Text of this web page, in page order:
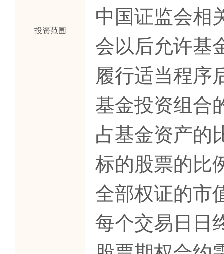
投资范围
中国证监会相
会以后允许基
履行适当程序
基金投资组合
占基金资产的
标的股票的比
全部权证的市
每个交易日日